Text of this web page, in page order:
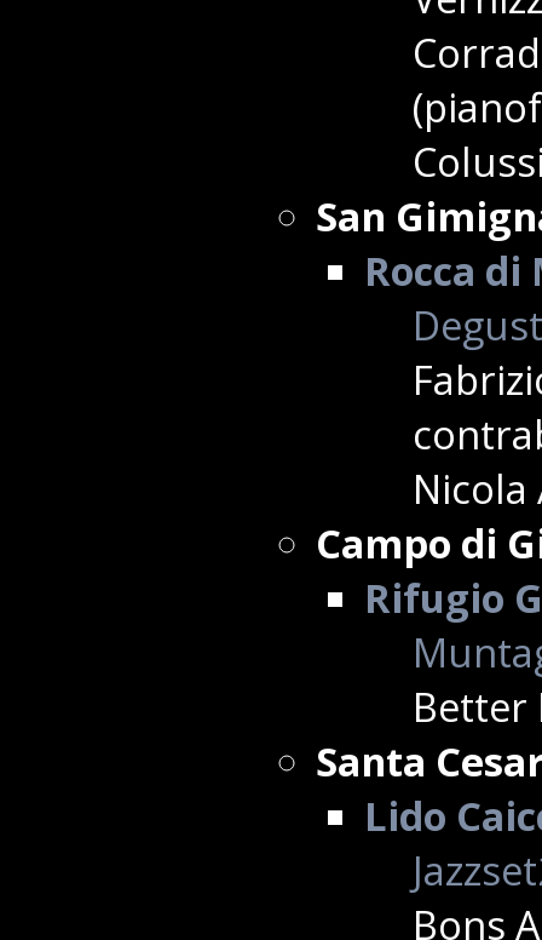
San
Rocca
Campo di
Rifugio
Better
Santa
Lido
Bons